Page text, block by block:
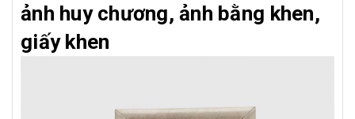
ảnh huy chương, ảnh bằng khen,
giấy khen